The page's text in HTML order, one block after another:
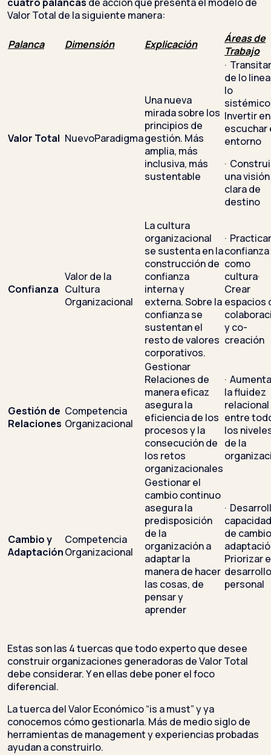
cuatro palancas de acción que presenta el modelo de
Valor Total de la siguiente manera:
Palanca Dimensión Explicación
Áreas de
Trabajo
Valor Total NuevoParadigma
Una nueva
mirada sobre los
principios de
gestión. Más
amplia, más
inclusiva, más
sustentable
· Transitar
de lo
lo
Invertir en
escuchar
entorno
·
una visión
clara de
destino
Confianza
Valor de la
Cultura
Organizacional
La cultura
organizacional
se sustenta en la
construcción de
confianza
interna y
externa. Sobre la
confianza se
sustentan el
resto de valores
corporativos.
·
confianza
como
cultura·
Crear
espacios
y co-
creación
Gestión de
Relaciones
Competencia
Organizacional
Gestionar
Relaciones de
manera eficaz
asegura la
eficiencia de los
procesos y la
consecución de
los retos
organizacionales
·
la fluidez
relacional
entre
los
de la
Cambio y
Adaptación
Competencia
Organizacional
Gestionar el
cambio continuo
asegura la
predisposición
de la
organización a
adaptar la
manera de hacer
las cosas, de
pensar y
aprender
·
capacidad
de
Priorizar
desarrollo
personal
Estas son las 4 tuercas que todo experto que desee
construir organizaciones generadoras de Valor Total
debe considerar. Y en ellas debe poner el foco
diferencial.
La tuerca del Valor Económico “is a must” y ya
conocemos cómo gestionarla. Más de medio siglo de
herramientas de management y experiencias probadas
ayudan a construirlo.